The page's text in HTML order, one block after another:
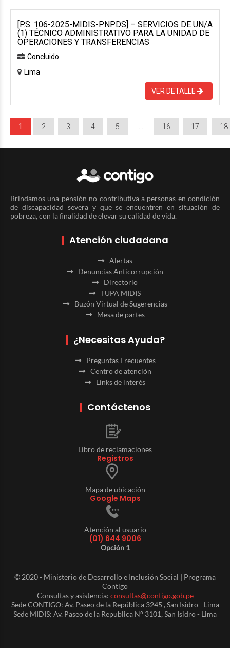
[P.S. 106-2025-MIDIS-PNPDS] – SERVICIOS DE UN/A
(1) TÉCNICO ADMINISTRATIVO PARA LA UNIDAD DE
OPERACIONES Y TRANSFERENCIAS
Concluido
Lima
VER DETALLE
1 2 3 4 5 16 17 18
Brindamos una pensión no contributiva a personas en condición
de discapacidad severa y que se encuentren en situación de
pobreza, con la finalidad de elevar su calidad de vida.
Atención ciudadana
Alertas
Denuncias Anticorrupción
Directorio
TUPA MIDIS
Buzón Virtual de Sugerencias
Mesa de partes
¿Necesitas Ayuda?
Preguntas Frecuentes
Centro de atención
Links de interés
Contáctenos
Libro de reclamaciones
Registros
Mapa de ubicación
Google Maps
Atención al usuario
(01) 644 9006
Opción 1
© 2020 - Ministerio de Desarrollo e Inclusión Social | Programa
Contigo
Consultas y asistencia: consultas@contigo.gob.pe
Sede CONTIGO: Av. Paseo de la República 3245 , San Isidro - Lima
Sede MIDIS: Av. Paseo de la Republica N° 3101, San Isidro - Lima